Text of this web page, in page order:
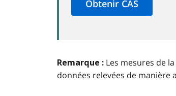
Remarque : Les mesures de
données relevées de manière